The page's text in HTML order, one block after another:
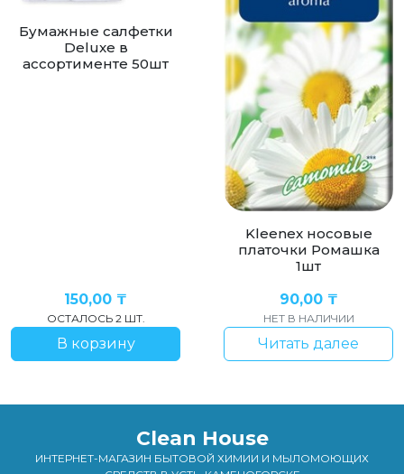
Бумажные салфетки
Deluxe в
ассортименте 50шт
150,00 ₸
ОСТАЛОСЬ 2 ШТ.
В корзину
Kleenex носовые
платочки Ромашка
1шт
90,00 ₸
НЕТ В НАЛИЧИИ
Читать далее
Clean House
ИНТЕРНЕТ-МАГАЗИН БЫТОВОЙ ХИМИИ И МЫЛОМОЮЩИХ